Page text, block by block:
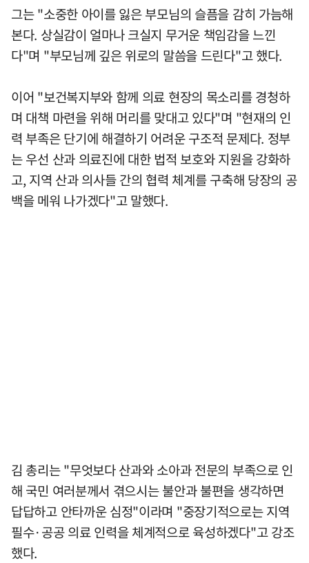
그는 "소중한 아이를 잃은 부모님의 슬픔을 감히 가늠해
본다. 상실감이 얼마나 크실지 무거운 책임감을 느낀
다"며 "부모님께 깊은 위로의 말씀을 드린다"고 했다.
이어 "보건복지부와 함께 의료 현장의 목소리를 경청하
며 대책 마련을 위해 머리를 맞대고 있다"며 "현재의 인
력 부족은 단기에 해결하기 어려운 구조적 문제다. 정부
는 우선 산과 의료진에 대한 법적 보호와 지원을 강화하
고, 지역 산과 의사들 간의 협력 체계를 구축해 당장의 공
백을 메워 나가겠다"고 말했다.
김 총리는 "무엇보다 산과와 소아과 전문의 부족으로 인
해 국민 여러분께서 겪으시는 불안과 불편을 생각하면
답답하고 안타까운 심정"이라며 "중장기적으로는 지역
필수·공공 의료 인력을 체계적으로 육성하겠다"고 강조
했다.